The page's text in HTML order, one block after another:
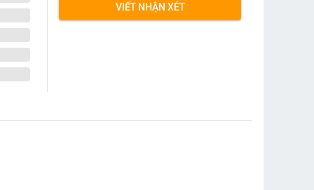
VIẾT NHẬN XÉT